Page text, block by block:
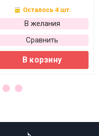
Осталось 4 шт.
В желания
Сравнить
В корзину